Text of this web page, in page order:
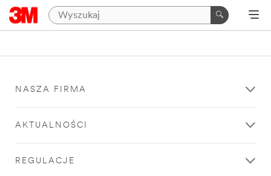
NASZA FIRMA
AKTUALNOŚCI
REGULACJE